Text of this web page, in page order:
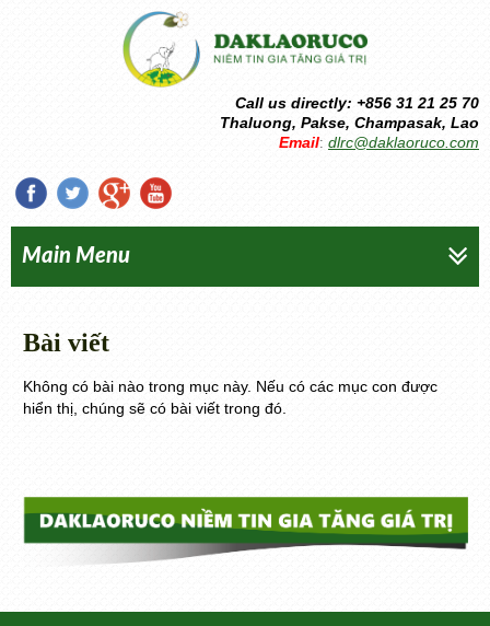
Call us directly: +856 31 21 25 70
Thaluong, Pakse, Champasak, Lao
Email: dlrc@daklaoruco.com
Main Menu
Bài viết
Không có bài nào trong mục này. Nếu có các mục con được
hiển thị, chúng sẽ có bài viết trong đó.